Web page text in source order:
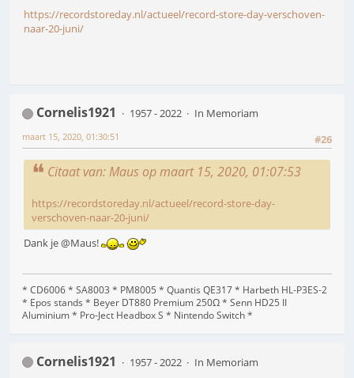
https://recordstoreday.nl/actueel/record-store-day-verschoven-
naar-20-juni/
Cornelis1921 1957 - 2022
In Memoriam
#26
maart 15, 2020, 01:30:51
Citaat van: Maus op maart 15, 2020, 01:07:53
https://recordstoreday.nl/actueel/record-store-day-
verschoven-naar-20-juni/
Dank je @Maus!
* CD6006 * SA8003 * PM8005 * Quantis QE317 * Harbeth HL-P3ES-2
* Epos stands * Beyer DT880 Premium 250Ω * Senn HD25 II
Aluminium * Pro-Ject Headbox S * Nintendo Switch *
Cornelis1921 1957 - 2022
In Memoriam